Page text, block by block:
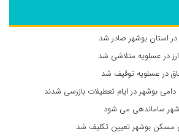
استان بوشهر صادر شد
در عسلویه توقیف شد
بوشهر در ایام تعطیلات بازرسی شدند
ساماندهی می‌ شود
مسکن بوشهر تعیین تکلیف شد